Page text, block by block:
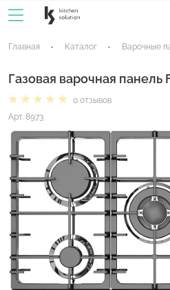
Главная Каталог Варочные
Газовая варочная панель
0 отзывов
Арт. 8973